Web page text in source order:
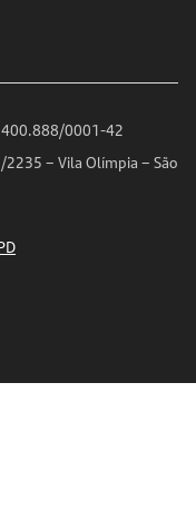
0001-42
– Vila Olímpia – São